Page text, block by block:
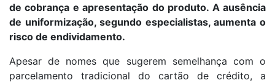
de cobrança e apresentação do produto. A ausência
de uniformização, segundo especialistas, aumenta o
risco de endividamento.
Apesar de nomes que sugerem semelhança com o
parcelamento tradicional do cartão de crédito, a